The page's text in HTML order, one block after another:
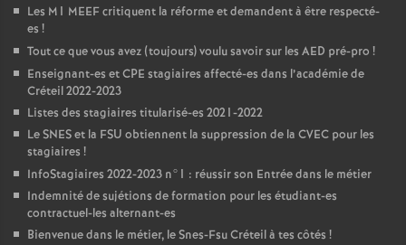
Les M1 MEEFcritiquent la réforme et demandent à être respecté-
es !
Tout ce que vous avez (toujours) voulu savoir sur les AED pré-pro !
Enseignant-es etCPE stagiaires affecté-es dans l’académie de
Créteil 2022-2023
Listes des stagiaires titularisé-es 2021-2022
LeSNESet la FSU obtiennent la suppression de la CVEC pour les
stagiaires !
InfoStagiaires 2022-2023 n°1 : réussir son Entrée dans le métier
Indemnité de sujétions de formation pour les étudiant-es
contractuel-les alternant-es
Bienvenue dans le métier, le Snes-Fsu Créteil à tes côtés !